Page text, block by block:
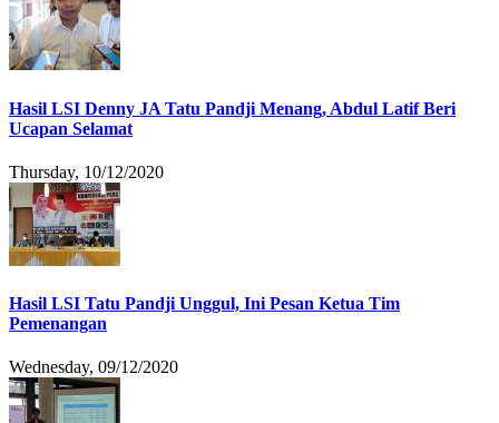
Hasil LSI Denny JA Tatu Pandji Menang, Abdul Latif Beri
Ucapan Selamat
Thursday, 10/12/2020
Hasil LSI Tatu Pandji Unggul, Ini Pesan Ketua Tim
Pemenangan
Wednesday, 09/12/2020